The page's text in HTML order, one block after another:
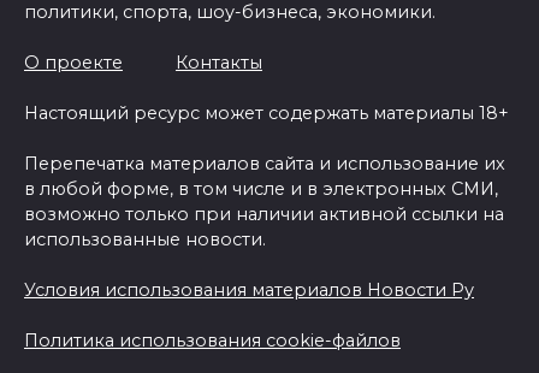
политики, спорта, шоу-бизнеса, экономики.
О проекте Контакты
Настоящий ресурс может содержать материалы 18+
Перепечатка материалов сайта и использование их
в любой форме, в том числе и в электронных СМИ,
возможно только при наличии активной ссылки на
использованные новости.
Условия использования материалов Новости Ру
Политика использования cookie-файлов